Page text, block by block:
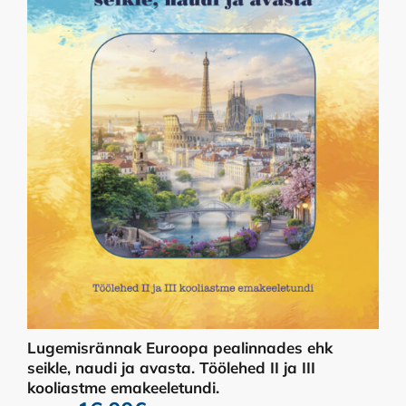
Lugemisrännak Euroopa pealinnades ehk
seikle, naudi ja avasta. Töölehed II ja III
kooliastme emakeeletundi.